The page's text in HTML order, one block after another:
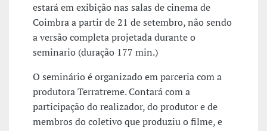
estará em exibição nas salas de cinema de
Coimbra a partir de 21 de setembro, não sendo
a versão completa projetada durante o
seminario (duração 177 min.)
O seminário é organizado em parceria com a
produtora Terratreme. Contará com a
participação do realizador, do produtor e de
membros do coletivo que produziu o filme, e